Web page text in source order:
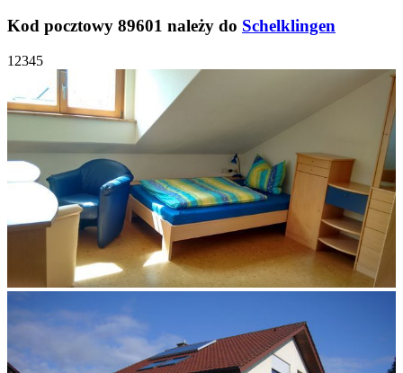
Kod pocztowy 89601 należy do Schelklingen
1 2345